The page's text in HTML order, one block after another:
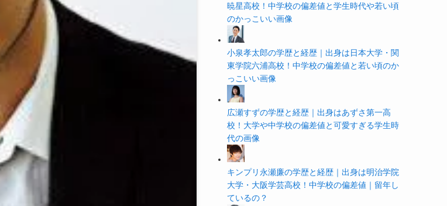
暁星高校！中学校の偏差値と学生時代や若い頃
のかっこいい画像
小泉孝太郎の学歴と経歴｜出身は日本大学・関
東学院六浦高校！中学校の偏差値と若い頃のか
っこいい画像
広瀬すずの学歴と経歴｜出身はあずさ第一高
校！大学や中学校の偏差値と可愛すぎる学生時
代の画像
キンプリ永瀬廉の学歴と経歴｜出身は明治学院
大学・大阪学芸高校！中学校の偏差値｜留年し
ているの？